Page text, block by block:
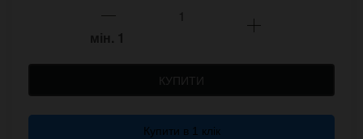
мін. 1
КУПИТИ
Купити в 1 клік